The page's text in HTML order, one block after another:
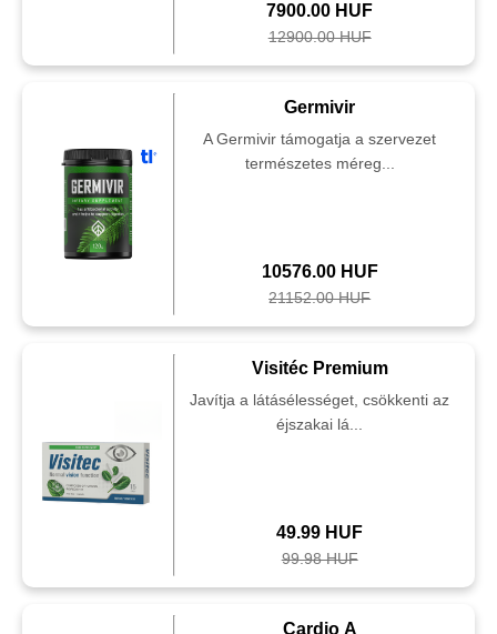
7900.00 HUF
12900.00 HUF
Germivir
A Germivir támogatja a szervezet
természetes méreg...
10576.00 HUF
21152.00 HUF
Visitéc Premium
Javítja a látásélességet, csökkenti az
éjszakai lá...
49.99 HUF
99.98 HUF
Cardio A